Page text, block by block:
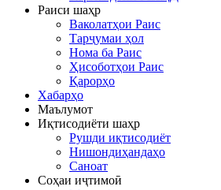
Раиси шаҳр
Ваколатҳои Раис
Тарҷумаи ҳол
Нома ба Раис
Ҳисоботҳои Раис
Қарорҳо
Хабарҳо
Маълумот
Иқтисодиёти шаҳр
Рушди иқтисодиёт
Нишондиҳандаҳо
Саноат
Соҳаи иҷтимоӣ